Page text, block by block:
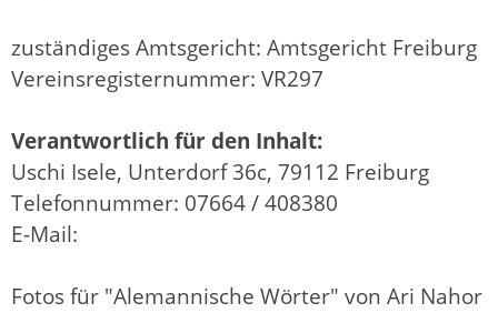
zuständiges Amtsgericht: Amtsgericht Freiburg
Vereinsregisternummer: VR297
Verantwortlich für den Inhalt:
Uschi Isele, Unterdorf 36c, 79112 Freiburg
Telefonnummer: 07664 / 408380
E-Mail:
Fotos für "Alemannische Wörter" von Ari Nahor